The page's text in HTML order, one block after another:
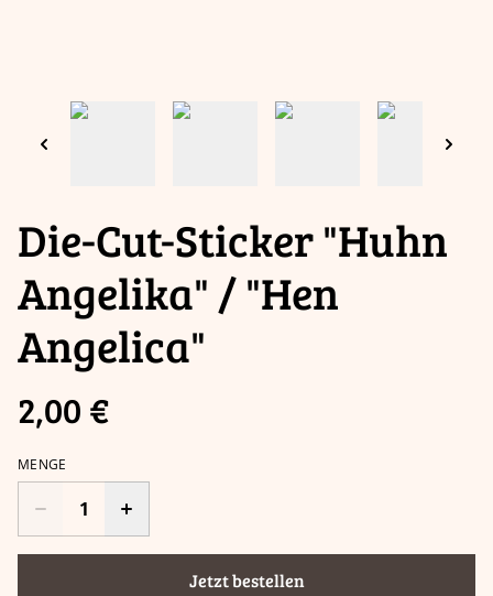
Die-Cut-Sticker "Huhn
Angelika" / "Hen
Angelica"
2,00 €
MENGE
Jetzt bestellen